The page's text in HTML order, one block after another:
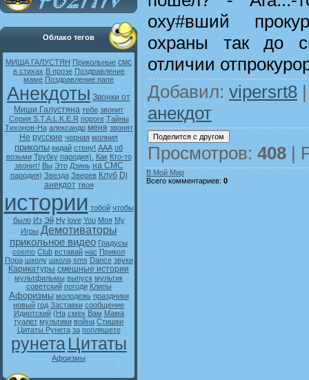
Облако тегов
МИША ГАЛУСТЯН Прикольные смс
в стихах В прозе Поздравление
маме Поздравление папе
Анекдоты Звонки от
Миши Галустяна тебе звонит
Серия S.T.A.L.K.E.R пороге Тайны
Тихонов-На александр меня звонят
Не русские черная молния
приколы кидай стену! ААА об
возьми Трубку пародия). Как Кто-то
звонит! Вы Это Дзинь на СМС
пародия) Звезда Зверев Клуб Dj
анекдот твоя
истории тобой чтобы
было Из Эй Ну love You Моя My
Игры Демотиваторы
прикольное видео Градусы
cosmo Club вставай нас Прикол
Пора школу школа sms Dance звуки
Карикатуры смешные истории
мультфильмы выпуск мультик
советский погоди Клипы
Афоризмы молодежь праздники
новый год Заставки сообщение
Идиотский (На смех Вам Мама
туалет мультики война Стишки
Цитаты Рунета за попляшете
рунетаЦитаты
Афоизмы
оху#вший
охраны так до
отличии
Добавил: vipersrt8
анекдот
Просмотров: 408 |
В Мой Мир
Всего комментариев: 0